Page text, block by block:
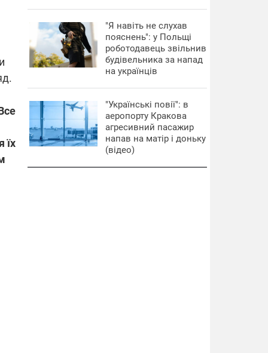
їх
"Я навіть не слухав
пояснень": у Польщі
роботодавець звільнив
будівельника за напад
на українців
"Українські повії": в
аеропорту Кракова
агресивний пасажир
напав на матір і доньку
(відео)